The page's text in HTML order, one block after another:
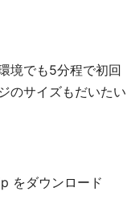
境でも5分程で初回
のサイズもだいたい
をダウンロード